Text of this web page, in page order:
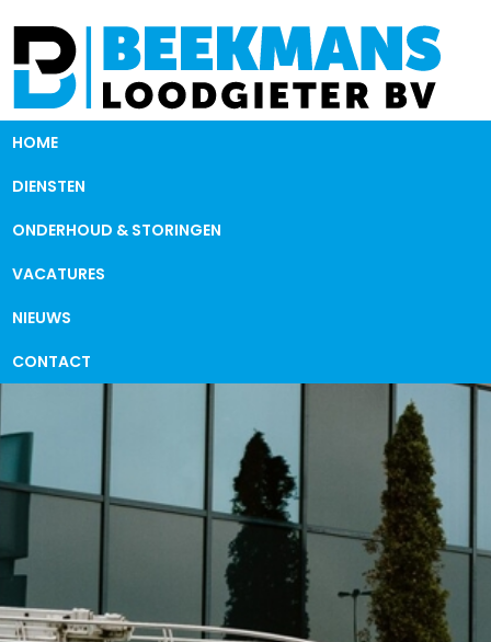
HOME
DIENSTEN
ONDERHOUD & STORINGEN
VACATURES
NIEUWS
CONTACT